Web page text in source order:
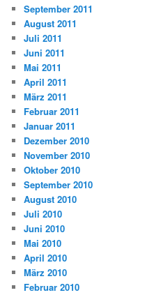
September 2011
August 2011
Juli 2011
Juni 2011
Mai 2011
April 2011
März 2011
Februar 2011
Januar 2011
Dezember 2010
November 2010
Oktober 2010
September 2010
August 2010
Juli 2010
Juni 2010
Mai 2010
April 2010
März 2010
Februar 2010